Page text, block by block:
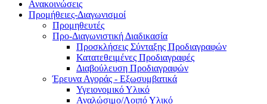
Ανακοινώσεις
Προμήθειες-Διαγωνισμοί
Προμηθευτές
Προ-Διαγωνιστική Διαδικασία
Προσκλήσεις Σύνταξης Προδιαγραφών
Κατατεθειμένες Προδιαγραφές
Διαβούλευση Προδιαγραφών
Έρευνα Αγοράς - Εξωσυμβατικά
Υγειονομικό Υλικό
Αναλώσιμο/Λοιπό Υλικό